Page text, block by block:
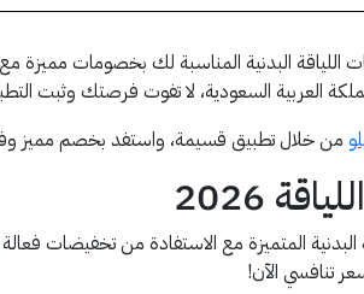
العربية السعودية، لا تفوت فرصتك وثبت
من خلال تطبيق قسيمة، واستفد بخصم مميز
2026
تنافسي الآن!